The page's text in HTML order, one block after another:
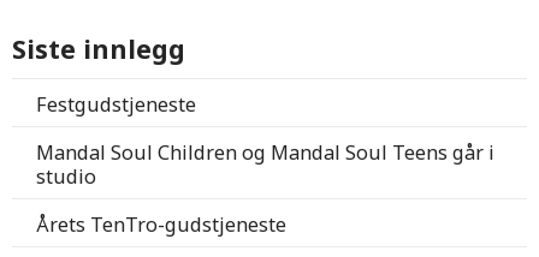
Siste innlegg
Festgudstjeneste
Mandal Soul Children og Mandal Soul Teens går i
studio
Årets TenTro-gudstjeneste